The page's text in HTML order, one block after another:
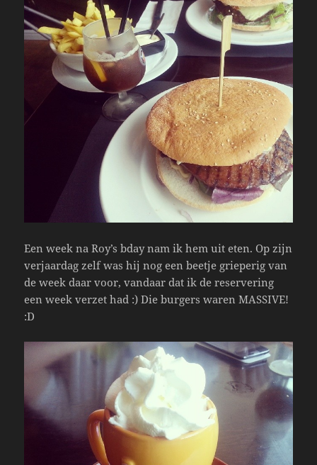
Een week na Roy’s bday nam ik hem uit eten. Op zijn
verjaardag zelf was hij nog een beetje grieperig van
de week daar voor, vandaar dat ik de reservering
een week verzet had :) Die burgers waren MASSIVE!
:D